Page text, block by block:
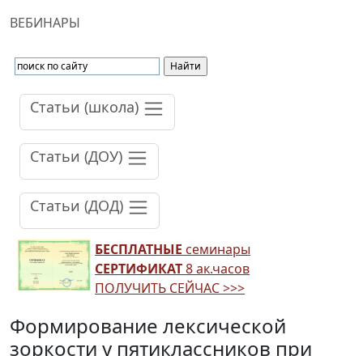
ВЕБИНАРЫ
Статьи (школа)
Статьи (ДОУ)
Статьи (ДОД)
БЕСПЛАТНЫЕ семинары
СЕРТИФИКАТ8 ак.часов
ПОЛУЧИТЬ СЕЙЧАС >>>
Формирование лексической
зоркости у пятиклассников при